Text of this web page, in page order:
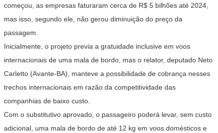
começou, as empresas faturaram cerca de R$ 5 bilhões até 2024,
mas isso, segundo ele, não gerou diminuição do preço da
passagem.
Inicialmente, o projeto previa a gratuidade inclusive em voos
internacionais de uma mala de bordo, mas o relator, deputado Neto
Carletto (Avante-BA), manteve a possibilidade de cobrança nesses
trechos internacionais em razão da competitividade das
companhias de baixo custo.
Com o substitutivo aprovado, o passageiro poderá levar, sem custo
adicional, uma mala de bordo de até 12 kg em voos domésticos e